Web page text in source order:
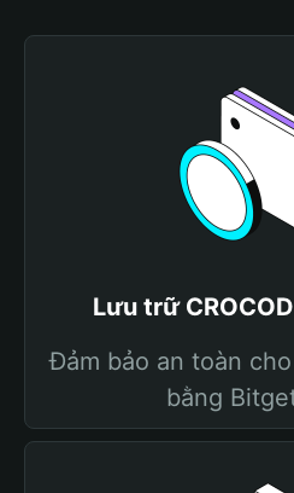
Lưu trữ
Đảm bảo an toàn cho
bằng